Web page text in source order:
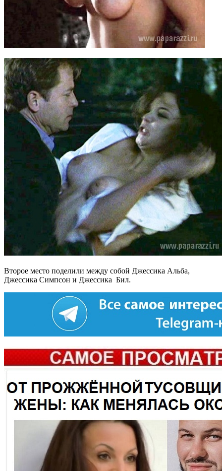
Второе место поделили между собой Джессика Альба,
Джессика Симпсон и Джессика Бил.